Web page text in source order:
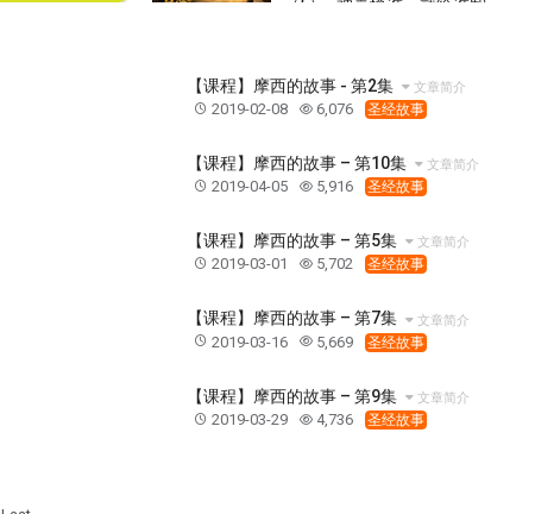
（5）- 神喜悦谁，就给谁智
的信心！
2020-11-08 16,839
【查经】撒迦利亚书9章 - 得胜
的君王和他的百姓！
2025-07-04 2,584
【命定音乐】第123首 -《得胜
军队》
2025-01-26 2,519
【课程】103事工 - 根基建造
2019-12-19 20,609
【祷告】主题：如何打龙系列
（2）- 用情感爱神！
【课程】摩西的故事 - 第2集 文章简介
2019-02-08 6,076 圣经故事
【课程】摩西的故事 – 第10集 文章简介
2019-04-05 5,916 圣经故事
【课程】摩西的故事 – 第5集 文章简介
2019-03-01 5,702 圣经故事
【课程】摩西的故事 – 第7集 文章简介
2019-03-16 5,669 圣经故事
【课程】摩西的故事 – 第9集 文章简介
2019-03-29 4,736 圣经故事